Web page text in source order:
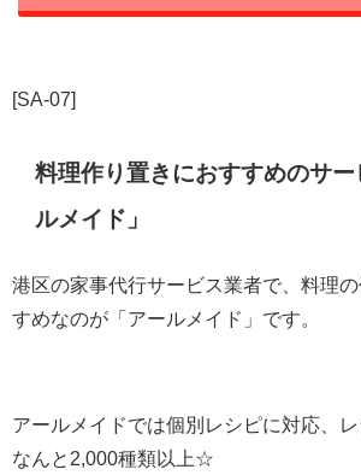
[SA-07]
料理作り置きにおすすめのサー
ルメイド」
港区の家事代行サービス業者で、料理
すめなのが「アールメイド」です。
アールメイドでは個別レシピに対応、
なんと2,000種類以上☆